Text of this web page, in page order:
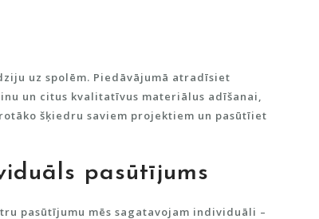
uz spolēm. Piedāvājumā atradīsiet
un citus kvalitatīvus materiālus adīšanai,
šķiedru saviem projektiem un pasūtīiet
pasūtījums
pasūtījumu mēs sagatavojam individuāli –